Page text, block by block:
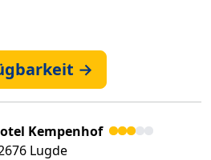
→
Kempenhof
Lugde